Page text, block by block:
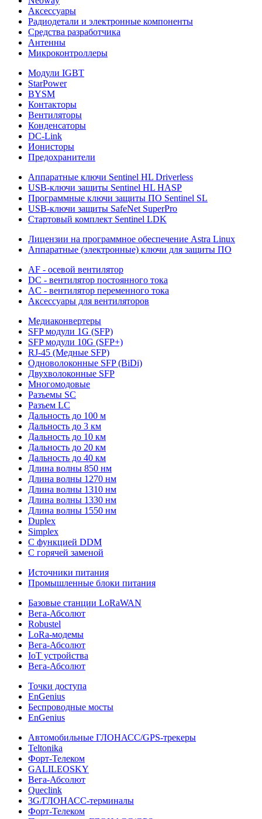
Аксессуары
Радиодетали и электронные компоненты
Средства разработчика
Антенны
Микроконтроллеры
Модули IGBT
StarPower
BYSM
Контакторы
Вентиляторы
Конденсаторы
DC-Link
Ионисторы
Предохранители
Аппаратные ключи Sentinel HL Driverless
USB-ключи защиты Sentinel HL HASP
Программные ключи защиты ПО Sentinel SL
USB-ключи защиты SafeNet SuperPro
Стартовый комплект Sentinel LDK
Лицензии на программное обеспечение Astra Linux
Аппаратные (электронные) ключи для защиты ПО
AF - осевой вентилятор
DC - вентилятор постоянного тока
AC - вентилятор переменного тока
Аксессуары для вентиляторов
Медиаконвертеры
SFP модули 1G (SFP)
SFP модули 10G (SFP+)
RJ-45 (Медные SFP)
Одноволоконные SFP (BiDi)
Двухволоконные SFP
Многомодовые
Разъемы SC
Разъем LC
Дальность до 100 м
Дальность до 3 км
Дальность до 10 км
Дальность до 20 км
Дальность до 40 км
Длина волны 850 нм
Длина волны 1270 нм
Длина волны 1310 нм
Длина волны 1330 нм
Длина волны 1550 нм
Duplex
Simplex
С функцией DDM
С горячей заменой
Источники питания
Промышленные блоки питания
Базовые станции LoRaWAN
Вега-Абсолют
Robustel
LoRa-модемы
Вега-Абсолют
IoT устройства
Вега-Абсолют
Точки доступа
EnGenius
Беспроводные мосты
EnGenius
Автомобильные ГЛОНАСС/GPS-трекеры
Teltonika
Форт-Телеком
GALILEOSKY
Вега-Абсолют
Queclink
3G/ГЛОНАСС-терминалы
Форт-Телеком